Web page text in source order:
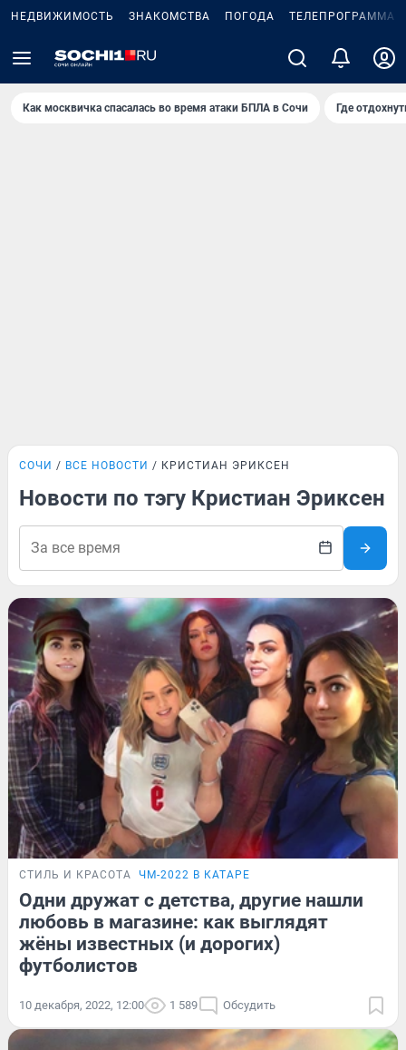
НЕДВИЖИМОСТЬ ЗНАКОМСТВА ПОГОДА ТЕЛЕПРОГРАММА
Как москвичка спасалась во время атаки БПЛА в Сочи Где
СОЧИ ВСЕ НОВОСТИ КРИСТИАН ЭРИКСЕН
Новости по тэгу Кристиан Эриксен
СТИЛЬ И КРАСОТА ЧМ-2022 В КАТАРЕ
Одни дружат с детства, другие нашли
любовь в магазине: как выглядят
жёны известных (и дорогих)
футболистов
10 декабря, 2022, 12:00 1 589 Обсудить